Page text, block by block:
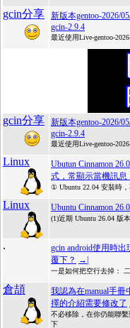
gcin分享
新版本gentoo-2026/
gcin-2.9.4
最近使用Live-gentoo-
gcin分享
新版本gentoo-2026/
gcin-2.9.4
最近使用Live-gentoo-
Linux
Ubutun Cinnamon
式，常顯示當機訊息
① Ubuntu 22.04 安裝時
Linux Ubuntu Cinnamon
(1)近期 Ubuntu 26.04 版
.
gcin android使用時
覆下？ →|
一是如何把空行去掉：
倉頡
我認為在manual手
擇的介紹需要修改了
不必移除，在你仍能聯
下